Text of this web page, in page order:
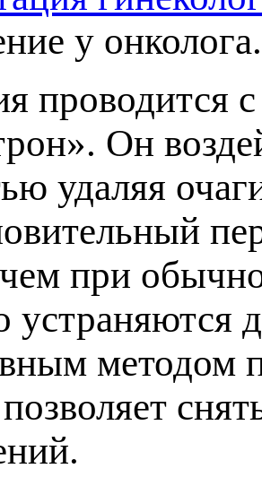
у онколога.
проводится
Он
удаляя
при
устраняются
методом